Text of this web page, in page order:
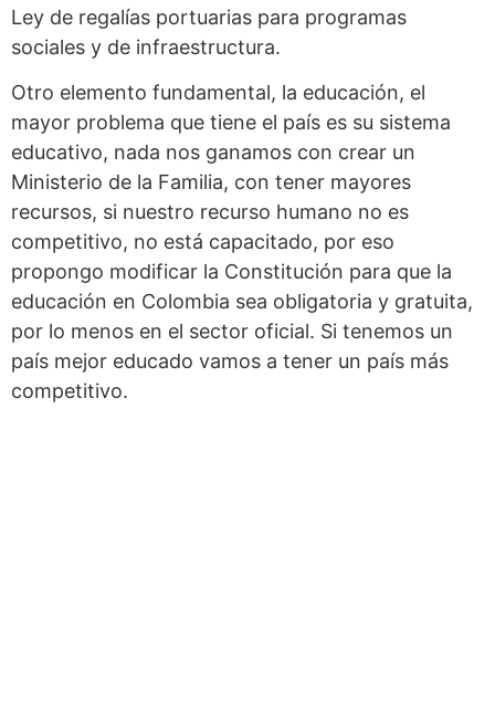
Ley de regalías portuarias para programas
sociales y de infraestructura.
Otro elemento fundamental, la educación, el
mayor problema que tiene el país es su sistema
educativo, nada nos ganamos con crear un
Ministerio de la Familia, con tener mayores
recursos, si nuestro recurso humano no es
competitivo, no está capacitado, por eso
propongo modificar la Constitución para que la
educación en Colombia sea obligatoria y gratuita,
por lo menos en el sector oficial. Si tenemos un
país mejor educado vamos a tener un país más
competitivo.